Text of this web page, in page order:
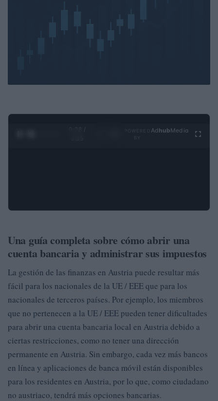
0:30 /
Ad hubMedia
Una guía completa sobre cómo abrir una
cuenta bancaria y administrar sus impuestos
La gestión de las finanzas en Austria puede resultar más
fácil para los nacionales de la UE / EEE que para los
nacionales de terceros países. Por ejemplo, los miembros
que no pertenecen a la UE / EEE pueden tener dificultades
para abrir una cuenta bancaria local en Austria debido a
ciertas restricciones, como no tener una dirección
permanente en Austria. Sin embargo, cada vez más bancos
en línea y aplicaciones de banca móvil están disponibles
para los residentes en Austria, por lo que, como ciudadano
no austriaco, tendrá más opciones bancarias.